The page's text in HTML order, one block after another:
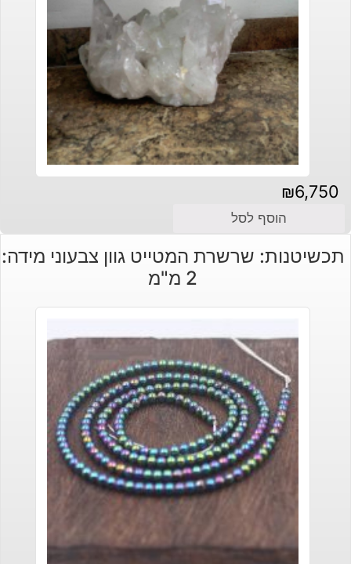
₪6,750
הוסף לסל
תכשיטנות: שרשרת המטייט גוון צבעוני מידה:
2 מ"מ